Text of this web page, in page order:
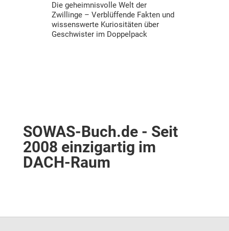
Die geheimnisvolle Welt der
Zwillinge – Verblüffende Fakten und
wissenswerte Kuriositäten über
Geschwister im Doppelpack
SOWAS-Buch.de - Seit
2008 einzigartig im
DACH-Raum